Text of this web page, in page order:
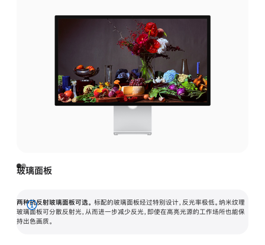
玻璃面板
两种抗反射玻璃面板可选。 标配的玻璃面板经过特别设计，反光率极低。纳米纹理
玻璃面板可分散反射光，从而进一步减少反光，即使在高亮光源的工作场所也能保
持出色画质。
展
开